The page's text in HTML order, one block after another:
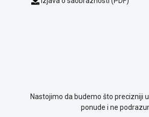
Nastojimo da budemo što precizniji
ponude i ne